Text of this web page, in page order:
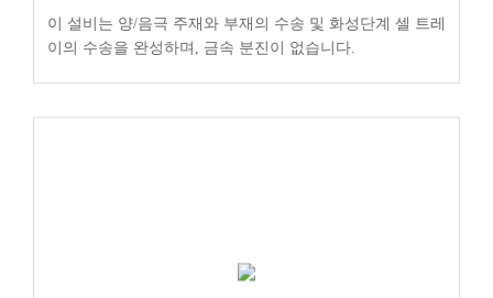
이 설비는 양/음극 주재와 부재의 수송 및 화성단계 셀 트레
이의 수송을 완성하며, 금속 분진이 없습니다.